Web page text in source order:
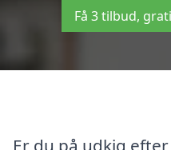
Få 3 tilbud,
Er du på udkig